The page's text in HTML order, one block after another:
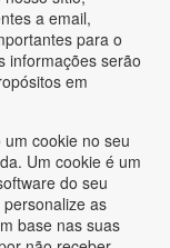
a email,
para o
informações serão
em
cookie no seu
Um cookie é um
do seu
as
base nas suas